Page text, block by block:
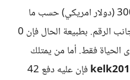
الأسعار تبدأ من 0 وإلى غاية 300 (دولار امريكي) حسب ما
اعتقد لانهم لم يكتبوا العملة بجانب الرقم. بطبيعة الحال فإن 0
فقط. أما من يمتلك
فإن عليه دفع 42